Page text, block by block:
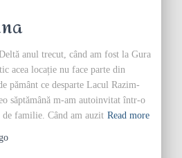
anul trecut, când am fost la Gura
acea locație nu face parte din
pământ ce desparte Lacul Razim-
săptămână m-am autoinvitat într-o
familie. Când am auzit Read more